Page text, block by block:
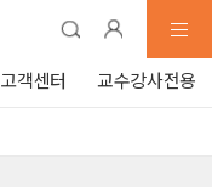
고객센터 교수강사전용